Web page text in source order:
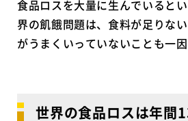
食品ロスを大量に生んでいると
界の飢餓問題は、食料が足りな
がうまくいっていないことも一因
世界の食品ロスは年間